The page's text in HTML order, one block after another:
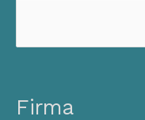
Firma